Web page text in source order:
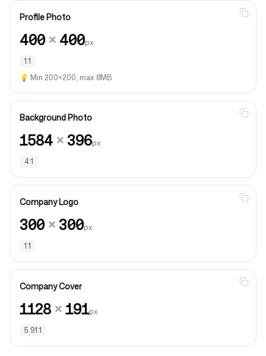
Profile Photo
400× 400px
1:1
💡 Min 200×200, max 8MB
Background Photo
1584 × 396px
4:1
Company Logo
300× 300px
1:1
Company Cover
1128 ×191px
5.91:1